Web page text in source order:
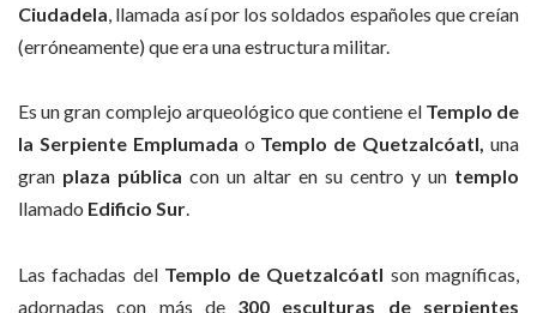
Ciudadela, llamada así por los soldados españoles que creían
(erróneamente) que era una estructura militar.
Es un gran complejo arqueológico que contiene el Templo de
la Serpiente Emplumada o Templo de Quetzalcóatl,una
gran plaza pública con un altar en su centro y un templo
llamado Edificio Sur.
Las fachadas del Templo de Quetzalcóatl son magníficas,
adornadas con más de 300 esculturas de serpientes